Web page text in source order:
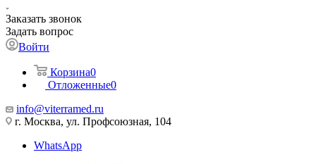
Заказать звонок
Задать вопрос
Войти
Корзина0
Отложенные0
info@viterramed.ru
г. Москва, ул. Профсоюзная, 104
WhatsApp